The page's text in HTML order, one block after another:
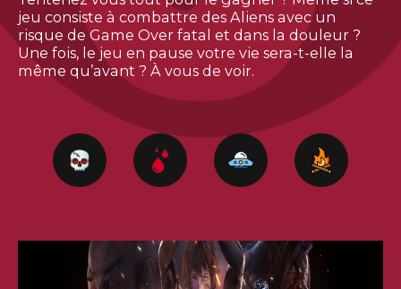
jeu consiste à combattre des Aliens avec un
risque de Game Over fatal et dans la douleur ?
Une fois, le jeu en pause votre vie sera-t-elle la
même qu’avant ? À vous de voir.